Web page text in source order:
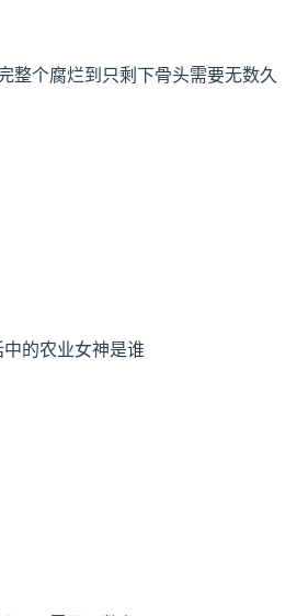
整个腐烂到只剩下骨头需要无数久
的农业女神是谁